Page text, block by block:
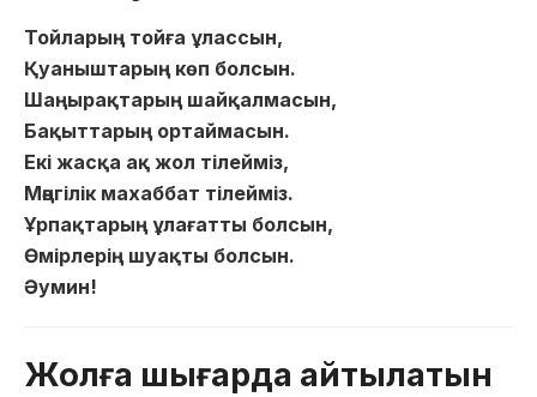
Тойларың тойға ұлассын,
Қуаныштарың көп болсын.
Шаңырақтарың шайқалмасын,
Бақыттарың ортаймасын.
Екі жасқа ақ жол тілейміз,
Мәңгілік махаббат тілейміз.
Ұрпақтарың ұлағатты болсын,
Өмірлерің шуақты болсын.
Әумин!
Жолға шығарда айтылатын